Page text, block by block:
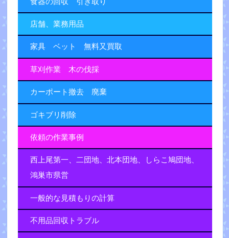
店舗、業務用品
家具 ベット 無料又買取
草刈作業 木の伐採
カーポート撤去 廃棄
ゴキブリ削除
依頼の作業事例
西上尾第一、二団地、北本団地、しらこ鳩団地、
鴻巣市県営
一般的な見積もりの計算
不用品回収トラブル